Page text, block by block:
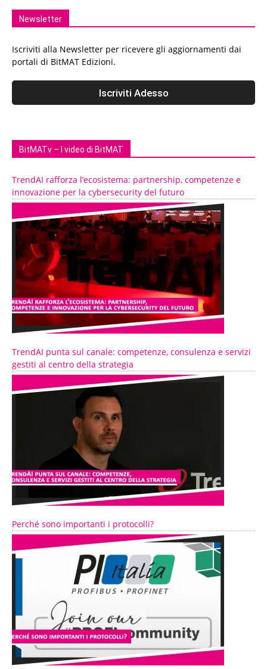
Newsletter
Iscriviti alla Newsletter per ricevere gli aggiornamenti dai
portali di BitMAT Edizioni.
BitMATv – I video di BitMAT
TrendAI rafforza l’ecosistema: partnership, competenze e
innovazione per la cybersecurity del futuro
TrendAI punta sul canale: competenze, consulenza e servizi
gestiti al centro della strategia
Perché sono importanti i protocolli?